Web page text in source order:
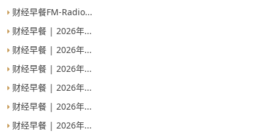
财经早餐FM-Radio...
财经早餐 | 2026年...
财经早餐 | 2026年...
财经早餐 | 2026年...
财经早餐 | 2026年...
财经早餐 | 2026年...
财经早餐 | 2026年...